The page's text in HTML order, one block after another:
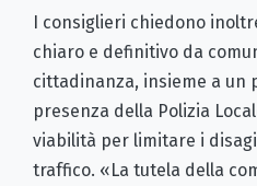
I consiglieri chiedono
chiaro e definitivo da
cittadinanza, insieme a un
presenza della Polizia
viabilità per limitare i
traffico. «La tutela della